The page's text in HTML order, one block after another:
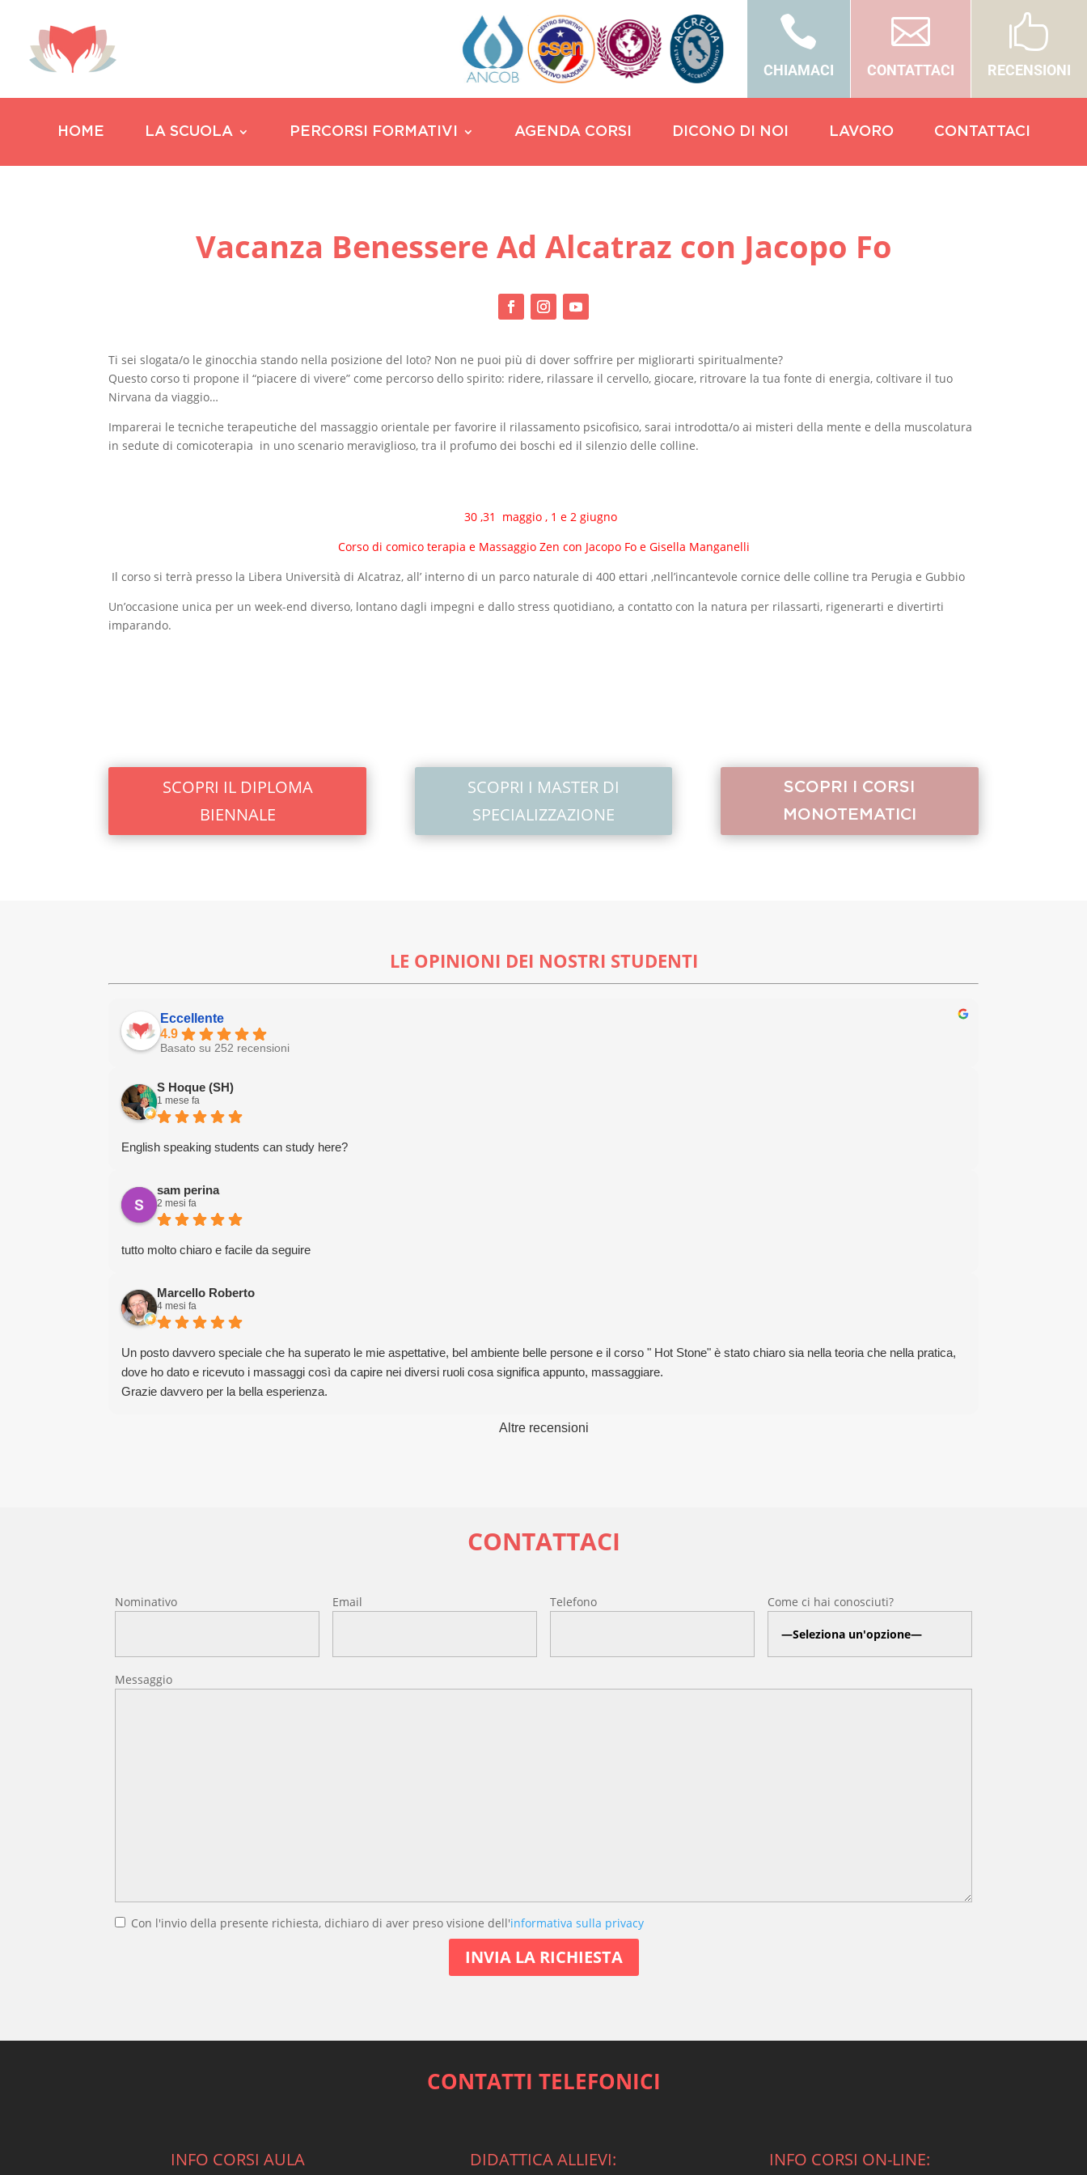

CHIAMACI

CONTATTACI

RECENSIONI
HOME LA SCUOLA PERCORSI FORMATIVI AGENDA CORSI DICONO DI NOI LAVORO CONTATTACI
Vacanza Benessere Ad Alcatraz con Jacopo Fo
Ti sei slogata/o le ginocchia stando nella posizione del loto? Non ne puoi più di dover soffrire per migliorarti spiritualmente?
Questo corso ti propone il “piacere di vivere” come percorso dello spirito: ridere, rilassare il cervello, giocare, ritrovare la tua fonte di energia, coltivare il tuo
Nirvana da viaggio…
Imparerai le tecniche terapeutiche del massaggio orientale per favorire il rilassamento psicofisico, sarai introdotta/o ai misteri della mente e della muscolatura
in sedute di comicoterapia in uno scenario meraviglioso, tra il profumo dei boschi ed il silenzio delle colline.
30 ,31 maggio , 1 e 2 giugno
Corso di comico terapia e Massaggio Zen con Jacopo Fo e Gisella Manganelli
Il corso si terrà presso la Libera Università di Alcatraz, all’ interno di un parco naturale di 400 ettari ,nell’incantevole cornice delle colline tra Perugia e Gubbio
Un’occasione unica per un week-end diverso, lontano dagli impegni e dallo stress quotidiano, a contatto con la natura per rilassarti, rigenerarti e divertirti
imparando.
SCOPRI IL DIPLOMA
BIENNALE
SCOPRI I MASTER DI
SPECIALIZZAZIONE
SCOPRI I CORSI
MONOTEMATICI
LE OPINIONI DEI NOSTRI STUDENTI
Eccellente
4.9
Basato su 252 recensioni
S Hoque (SH)
1 mese fa
English speaking students can study here?
sam perina
2 mesi fa
tutto molto chiaro e facile da seguire
Marcello Roberto
4 mesi fa
Un posto davvero speciale che ha superato le mie aspettative, bel ambiente belle persone e il corso " Hot Stone" è stato chiaro sia nella teoria che nella pratica,
dove ho dato e ricevuto i massaggi così da capire nei diversi ruoli cosa significa appunto, massaggiare.
Grazie davvero per la bella esperienza.
Altre recensioni
CONTATTACI
Nominativo Email Telefono Come ci hai conosciuti?
Messaggio
Con l'invio della presente richiesta, dichiaro di aver preso visione dell'informativa sulla privacy
CONTATTI TELEFONICI
INFO CORSI AULA DIDATTICA ALLIEVI: INFO CORSI ON-LINE: